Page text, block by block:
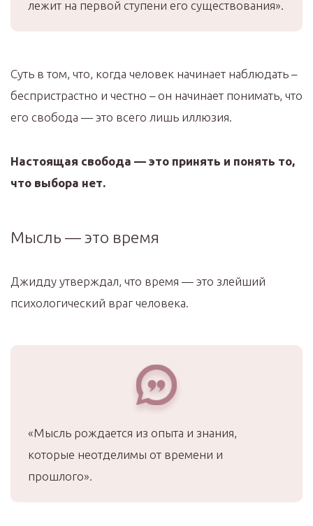
лежит на первой ступени его существования».
Суть в том, что, когда человек начинает наблюдать –
беспристрастно и честно – он начинает понимать, что
его свобода — это всего лишь иллюзия.
Настоящая свобода — это принять и понять то,
что выбора нет.
Мысль — это время
Джидду утверждал, что время — это злейший
психологический враг человека.
«Мысль рождается из опыта и знания,
которые неотделимы от времени и
прошлого».